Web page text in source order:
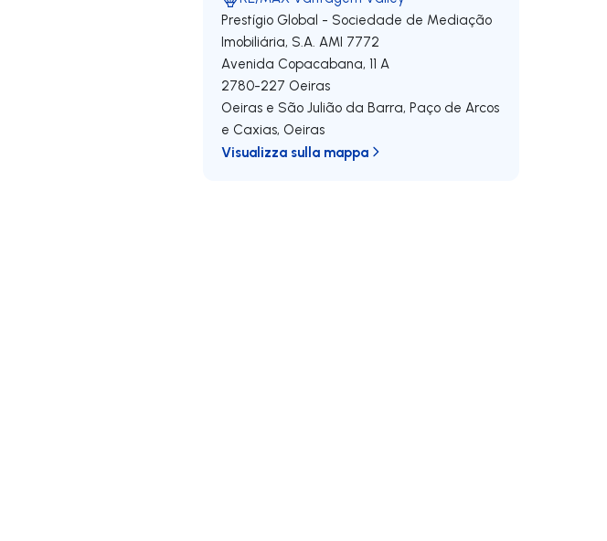
Prestígio Global - Sociedade de Mediação
Imobiliária, S.A. AMI 7772
Avenida Copacabana, 11 A
2780-227 Oeiras
Oeiras e São Julião da Barra, Paço de Arcos
e Caxias, Oeiras
Visualizza sulla mappa